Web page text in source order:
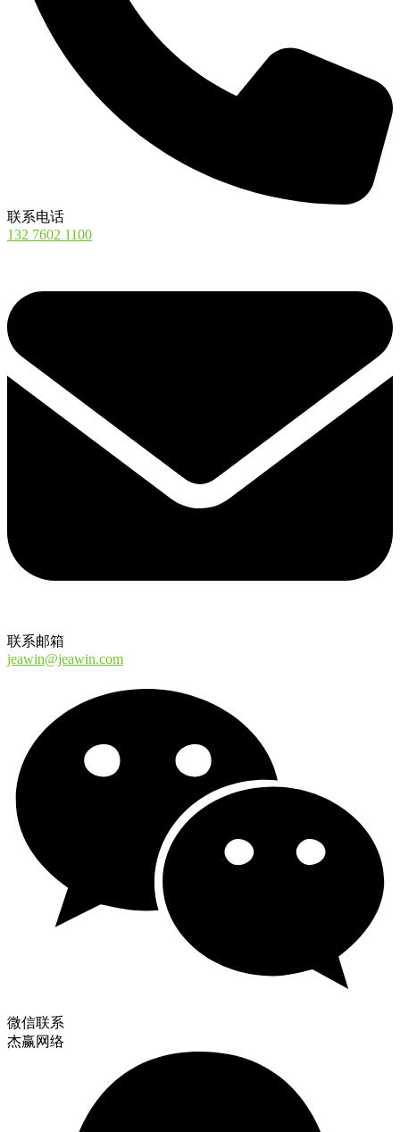
联系电话
132 7602 1100
联系邮箱
jeawin@jeawin.com
微信联系
杰赢网络